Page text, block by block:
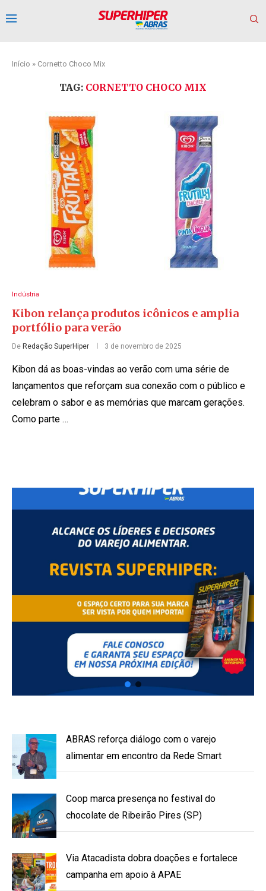
Início » Cornetto Choco Mix
TAG: CORNETTO CHOCO MIX
Indústria
Kibon relança produtos icônicos e amplia
portfólio para verão
De Redação SuperHiper 3 de novembro de 2025
Kibon dá as boas-vindas ao verão com uma série de
lançamentos que reforçam sua conexão com o público e
celebram o sabor e as memórias que marcam gerações.
Como parte …
ABRAS reforça diálogo com o varejo
alimentar em encontro da Rede Smart
Coop marca presença no festival do
chocolate de Ribeirão Pires (SP)
Via Atacadista dobra doações e fortalece
campanha em apoio à APAE